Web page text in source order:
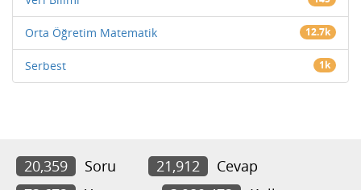
Orta Öğretim Matematik 12.7k
Serbest 1k
20,359 Soru 21,912
Cevap